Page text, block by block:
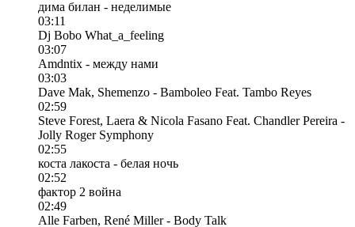
дима билан - неделимые
03:11
Dj Bobo What_a_feeling
03:07
Amdntix - между нами
03:03
Dave Mak, Shemenzo - Bamboleo Feat. Tambo Reyes
02:59
Steve Forest, Laera & Nicola Fasano Feat. Chandler Pereira -
Jolly Roger Symphony
02:55
коста лакоста - белая ночь
02:52
фактор 2 война
02:49
Alle Farben, René Miller - Body Talk